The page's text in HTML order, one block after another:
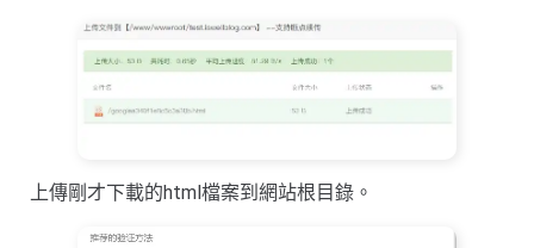
上傳剛才下載的html檔案到網站根目錄。